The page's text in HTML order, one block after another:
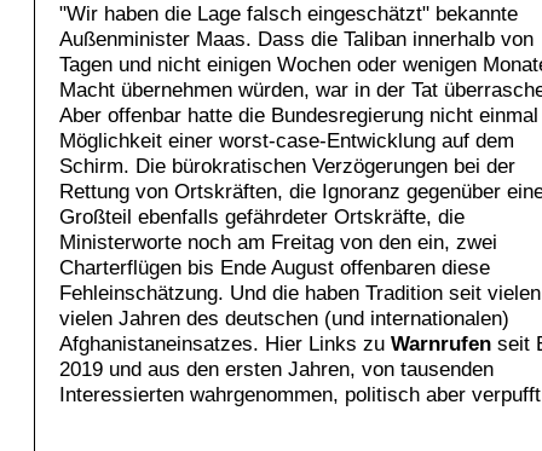
"Wir haben die Lage falsch eingeschätzt" bekannte
Außenminister Maas. Dass die Taliban innerhalb von
Tagen und nicht einigen Wochen oder wenigen
Macht übernehmen würden, war in der Tat
Aber offenbar hatte die Bundesregierung nicht
Möglichkeit einer worst-case-Entwicklung auf dem
Schirm. Die bürokratischen Verzögerungen bei der
Rettung von Ortskräften, die Ignoranz gegenüber
Großteil ebenfalls gefährdeter Ortskräfte, die
Ministerworte noch am Freitag von den ein, zwei
Charterflügen bis Ende August offenbaren diese
Fehleinschätzung. Und die haben Tradition seit
vielen Jahren des deutschen (und internationalen)
Afghanistaneinsatzes. Hier Links zu Warnrufen seit
2019 und aus den ersten Jahren, von tausenden
Interessierten wahrgenommen, politisch aber